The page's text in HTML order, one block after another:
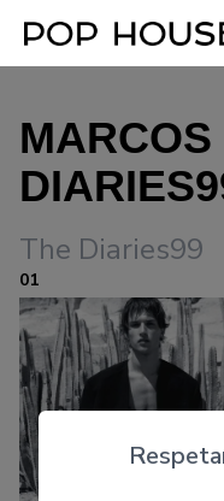
The Diaries99
01